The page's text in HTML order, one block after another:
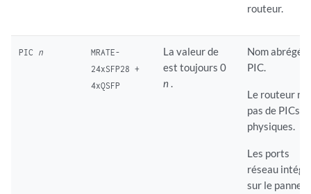
routeur.
PIC n
MRATE-
24xSFP28 +
4xQSFP
La valeur de
est toujours 0
n.
Nom abrégé
PIC.
Le routeur n’a
pas de PICs
physiques.
Les ports
réseau
sur le